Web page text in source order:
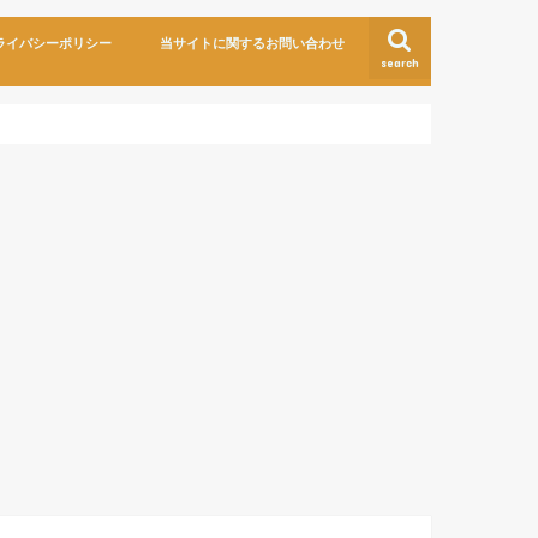
search
イバシーポリシー 当サイトに関するお問い合わせ